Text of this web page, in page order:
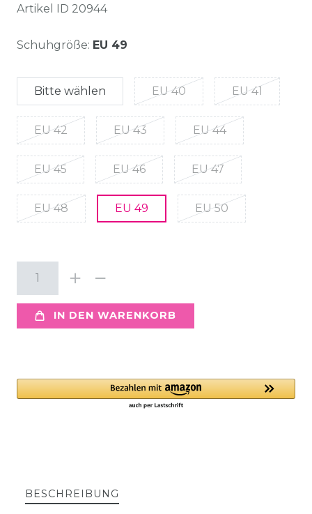
Artikel ID 20944
Schuhgröße: EU 49
Bitte wählen EU 40 EU 41
EU 42 EU 43 EU 44
EU 45 EU 46 EU 47
EU 48 EU 49 EU 50
IN DEN WARENKORB
BESCHREIBUNG